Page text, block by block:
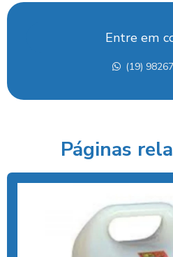
Aspirador de carros para lava rapido
Aspirador de carros portátil preço
Aspirador de carros profissional
Aspirador com cobrança por pix para
Aspirador moedas
Aspirador de pó fichas e moedas
Entre em
(19)
Páginas